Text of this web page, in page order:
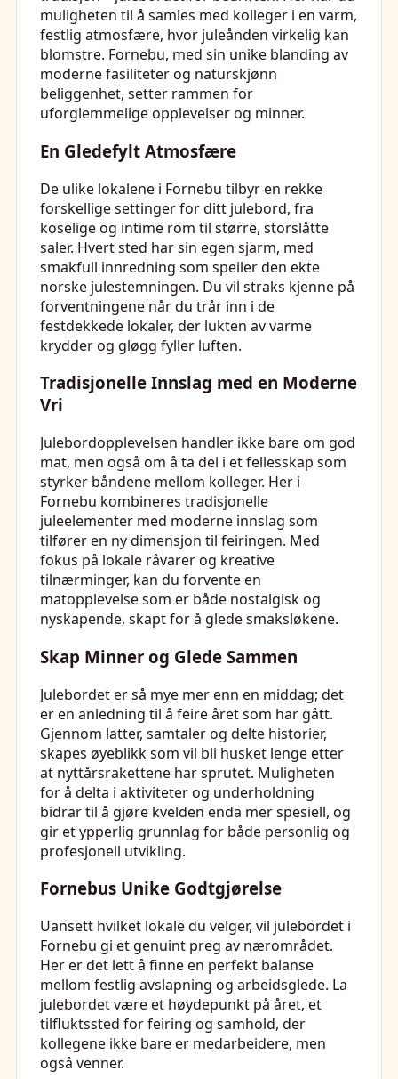
muligheten til å samles med kolleger i en varm,
festlig atmosfære, hvor juleånden virkelig kan
blomstre. Fornebu, med sin unike blanding av
moderne fasiliteter og naturskjønn
beliggenhet, setter rammen for
uforglemmelige opplevelser og minner.
En Gledefylt Atmosfære
De ulike lokalene i Fornebu tilbyr en rekke
forskellige settinger for ditt julebord, fra
koselige og intime rom til større, storslåtte
saler. Hvert sted har sin egen sjarm, med
smakfull innredning som speiler den ekte
norske julestemningen. Du vil straks kjenne på
forventningene når du trår inn i de
festdekkede lokaler, der lukten av varme
krydder og gløgg fyller luften.
Tradisjonelle Innslag med en Moderne
Vri
Julebordopplevelsen handler ikke bare om god
mat, men også om å ta del i et fellesskap som
styrker båndene mellom kolleger. Her i
Fornebu kombineres tradisjonelle
juleelementer med moderne innslag som
tilfører en ny dimensjon til feiringen. Med
fokus på lokale råvarer og kreative
tilnærminger, kan du forvente en
matopplevelse som er både nostalgisk og
nyskapende, skapt for å glede smaksløkene.
Skap Minner og Glede Sammen
Julebordet er så mye mer enn en middag; det
er en anledning til å feire året som har gått.
Gjennom latter, samtaler og delte historier,
skapes øyeblikk som vil bli husket lenge etter
at nyttårsrakettene har sprutet. Muligheten
for å delta i aktiviteter og underholdning
bidrar til å gjøre kvelden enda mer spesiell, og
gir et ypperlig grunnlag for både personlig og
profesjonell utvikling.
Fornebus Unike Godtgjørelse
Uansett hvilket lokale du velger, vil julebordet i
Fornebu gi et genuint preg av nærområdet.
Her er det lett å finne en perfekt balanse
mellom festlig avslapning og arbeidsglede. La
julebordet være et høydepunkt på året, et
tilfluktssted for feiring og samhold, der
kollegene ikke bare er medarbeidere, men
også venner.